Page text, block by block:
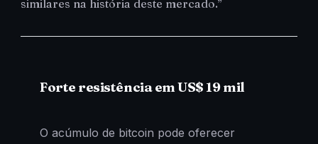
similares na história deste mercado.”
Forte resistência em US$ 19 mil
O acúmulo de bitcoin pode oferecer